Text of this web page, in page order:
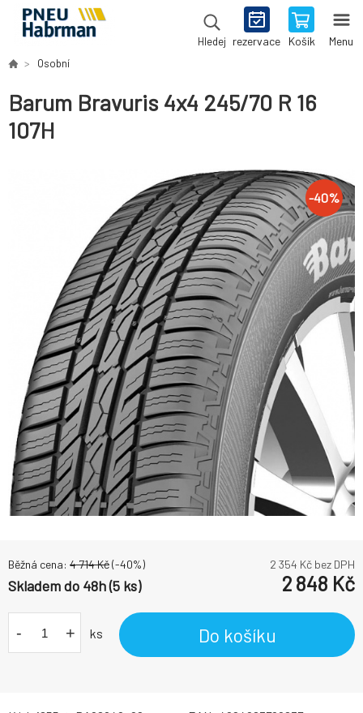
Hledej rezervace Košík Menu
Osobní
Barum Bravuris 4x4 245/70 R 16
107H
-40%
Běžná cena: 4 714Kč(-40%) 2 354 Kč bez DPH
Skladem do 48h (5 ks) 2 848 Kč
- + ks Do košíku